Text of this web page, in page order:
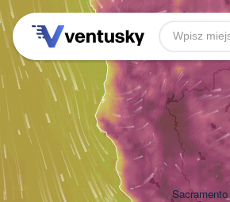
Sacramento